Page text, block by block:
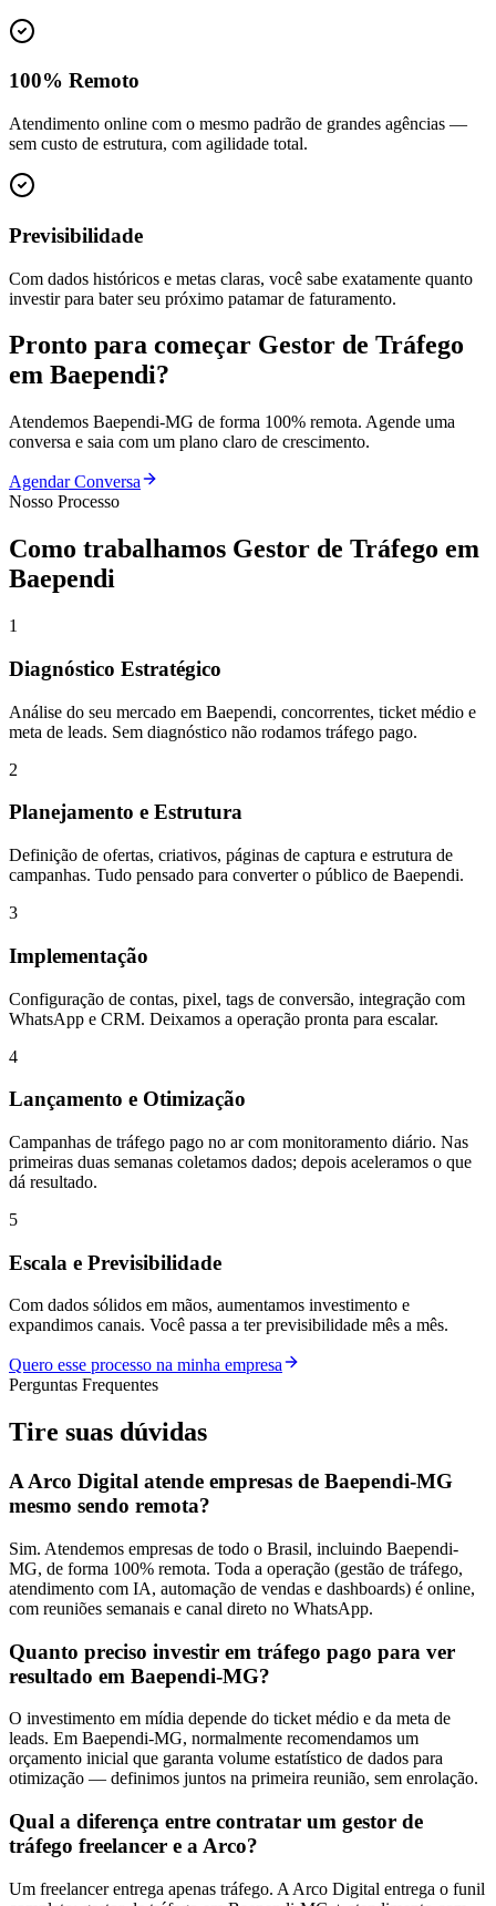
100% Remoto
Atendimento online com o mesmo padrão de grandes agências —
sem custo de estrutura, com agilidade total.
Previsibilidade
Com dados históricos e metas claras, você sabe exatamente quanto
investir para bater seu próximo patamar de faturamento.
Pronto para começar Gestor de Tráfego
em Baependi?
Atendemos Baependi-MG de forma 100% remota. Agende uma
conversa e saia com um plano claro de crescimento.
Agendar Conversa
Nosso Processo
Como trabalhamos Gestor de Tráfego em
Baependi
1
Diagnóstico Estratégico
Análise do seu mercado em Baependi, concorrentes, ticket médio e
meta de leads. Sem diagnóstico não rodamos tráfego pago.
2
Planejamento e Estrutura
Definição de ofertas, criativos, páginas de captura e estrutura de
campanhas. Tudo pensado para converter o público de Baependi.
3
Implementação
Configuração de contas, pixel, tags de conversão, integração com
WhatsApp e CRM. Deixamos a operação pronta para escalar.
4
Lançamento e Otimização
Campanhas de tráfego pago no ar com monitoramento diário. Nas
primeiras duas semanas coletamos dados; depois aceleramos o que
dá resultado.
5
Escala e Previsibilidade
Com dados sólidos em mãos, aumentamos investimento e
expandimos canais. Você passa a ter previsibilidade mês a mês.
Quero esse processo na minha empresa
Perguntas Frequentes
Tire suas dúvidas
A Arco Digital atende empresas de Baependi-MG
mesmo sendo remota?
Sim. Atendemos empresas de todo o Brasil, incluindo Baependi-
MG, de forma 100% remota. Toda a operação (gestão de tráfego,
atendimento com IA, automação de vendas e dashboards) é online,
com reuniões semanais e canal direto no WhatsApp.
Quanto preciso investir em tráfego pago para ver
resultado em Baependi-MG?
O investimento em mídia depende do ticket médio e da meta de
leads. Em Baependi-MG, normalmente recomendamos um
orçamento inicial que garanta volume estatístico de dados para
otimização — definimos juntos na primeira reunião, sem enrolação.
Qual a diferença entre contratar um gestor de
tráfego freelancer e a Arco?
Um freelancer entrega apenas tráfego. A Arco Digital entrega o funil